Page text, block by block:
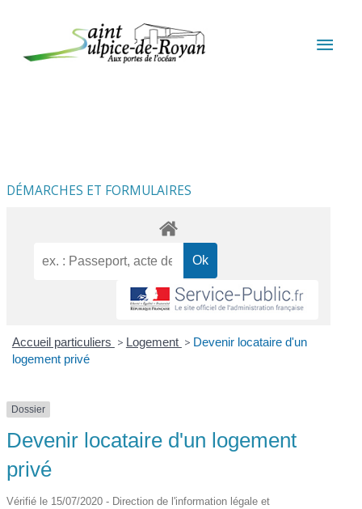
DÉMARCHES ET FORMULAIRES
Accueil particuliers > Logement > Devenir locataire d'un
logement privé
Dossier
Devenir locataire d'un logement
privé
Vérifié le 15/07/2020 - Direction de l'information légale et